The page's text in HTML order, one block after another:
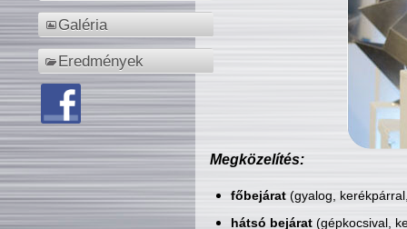
Galéria
Eredmények
Megközelítés:
főbejárat(gyalog,
hátsó bejárat(gépkocsival,